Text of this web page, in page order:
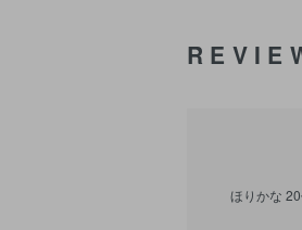
ほりかな